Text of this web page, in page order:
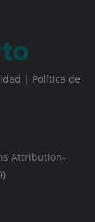
| Política de
Attribution-